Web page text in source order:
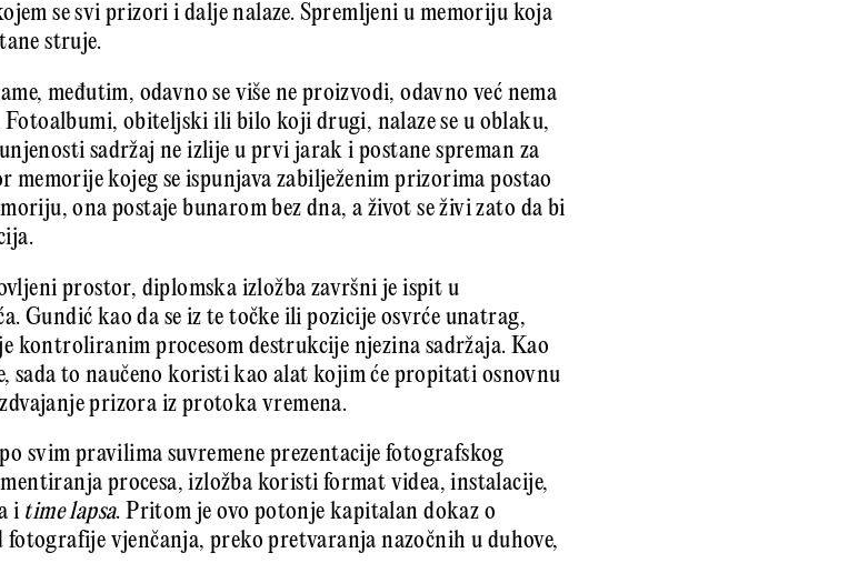
se svi prizori i dalje nalaze. Spremljeni u memoriju koja
struje.
međutim, odavno se više ne proizvodi, odavno već nema
obiteljski ili bilo koji drugi, nalaze se u oblaku,
sadržaj ne izlije u prvi jarak i postane spreman za
kojeg se ispunjava zabilježenim prizorima postao
ona postaje bunarom bez dna, a život se živi zato da bi
prostor, diplomska izložba završni je ispit u
Gundić kao da se iz te točke ili pozicije osvrće unatrag,
kontroliranim procesom destrukcije njezina sadržaja. Kao
sada to naučeno koristi kao alat kojim će propitati osnovnu
prizora iz protoka vremena.
svim pravilima suvremene prezentacije fotografskog
procesa, izložba koristi format videa, instalacije,
i time lapsa. Pritom je ovo potonje kapitalan dokaz o
vjenčanja, preko pretvaranja nazočnih u duhove,